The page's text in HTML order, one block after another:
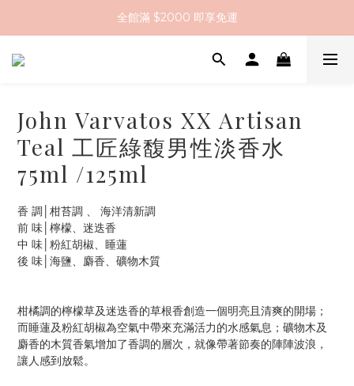
全館滿 $2000 即享免運
註冊會員送 $200 購物金
全館滿 $2000 即享免運
John Varvatos XX Artisan
Teal 工匠綠馥男性淡香水
75ml /125ml
香 調│柑苔調 、 海洋清新調
前 味│檸檬、迷迭香
中 味│粉紅胡椒、睡蓮
後 味│海鹽、麝香、礦物木質
柑橘調的檸檬草及迷迭香的草根香創造一個明亮且清爽的開場；
而睡蓮及粉紅胡椒為空氣中帶來充滿活力的水感氣息；礦物木及
麝香的木質香氣增加了香調的層次，就像帶著節奏的陣陣波浪，
讓人感到放鬆。